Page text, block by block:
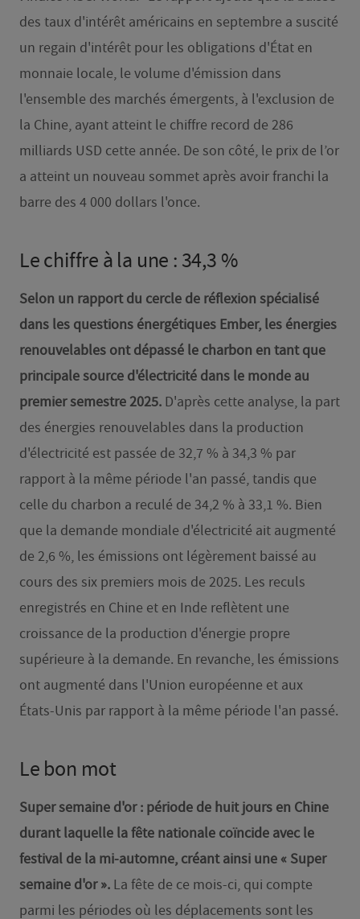
des taux d'intérêt américains en septembre a suscité
un regain d'intérêt pour les obligations d'État en
monnaie locale, le volume d'émission dans
l'ensemble des marchés émergents, à l'exclusion de
la Chine, ayant atteint le chiffre record de 286
milliards USD cette année. De son côté, le prix de l’or
a atteint un nouveau sommet après avoir franchi la
barre des 4 000 dollars l'once.
Le chiffre à la une : 34,3 %
Selon un rapport du cercle de réflexion spécialisé
dans les questions énergétiques Ember, les énergies
renouvelables ont dépassé le charbon en tant que
principale source d'électricité dans le monde au
premier semestre 2025. D'après cette analyse, la part
des énergies renouvelables dans la production
d'électricité est passée de 32,7 % à 34,3 % par
rapport à la même période l'an passé, tandis que
celle du charbon a reculé de 34,2 % à 33,1 %. Bien
que la demande mondiale d'électricité ait augmenté
de 2,6 %, les émissions ont légèrement baissé au
cours des six premiers mois de 2025. Les reculs
enregistrés en Chine et en Inde reflètent une
croissance de la production d'énergie propre
supérieure à la demande. En revanche, les émissions
ont augmenté dans l'Union européenne et aux
États-Unis par rapport à la même période l'an passé.
Le bon mot
Super semaine d'or : période de huit jours en Chine
durant laquelle la fête nationale coïncide avec le
festival de la mi-automne, créant ainsi une « Super
semaine d'or ».La fête de ce mois-ci, qui compte
parmi les périodes où les déplacements sont les